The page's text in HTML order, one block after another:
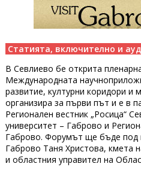
Статията, включително и
В Севлиево бе открита
Международната
развитие, културни коридори и
организира за първи път и е в
Регионален вестник „Росица“
университет – Габрово и
Габрово. Форумът ще бъде под
Габрово Таня Христова, кмета
и областния управител на